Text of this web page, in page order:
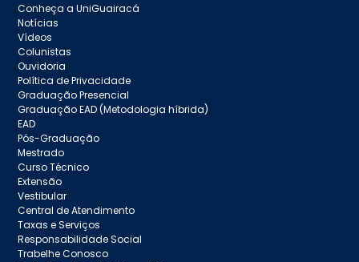
Conheça a UniGuairacá
Notícias
Vídeos
Colunistas
Ouvidoria
Política de Privacidade
Graduação Presencial
Graduação EAD (Metodologia híbrida)
EAD
Pós-Graduação
Mestrado
Curso Técnico
Extensão
Vestibular
Central de Atendimento
Taxas e Serviços
Responsabilidade Social
Trabelhe Conosco